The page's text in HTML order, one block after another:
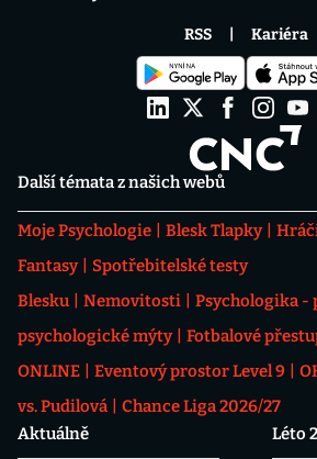
Další témata z našich webů
Moje Psychologie Blesk Tlapky
Fantasy
Spotřebitelské testy
Blesku
Nemovitosti
Psychologika -
psychologické mýty
Fotbalové
ONLINE
Eventový prostor Level 9
vs. Pudilová
Chance Liga 2026/27
Aktuálně
Léto
RSS Kariéra